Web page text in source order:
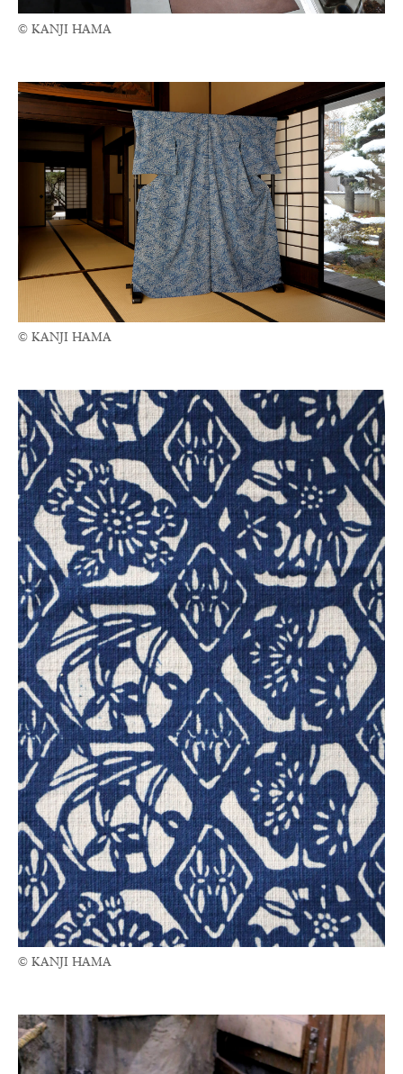
© KANJI HAMA
© KANJI HAMA
© KANJI HAMA